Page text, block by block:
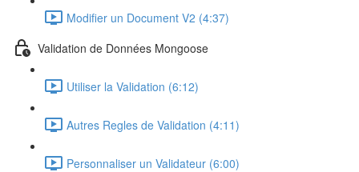
Modifier un Document V2 (4:37)
Validation de Données Mongoose
Utiliser la Validation (6:12)
Autres Regles de Validation (4:11)
Personnaliser un Validateur (6:00)